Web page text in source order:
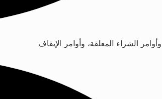
الشراء المعلقة، وأوامر الإيقاف